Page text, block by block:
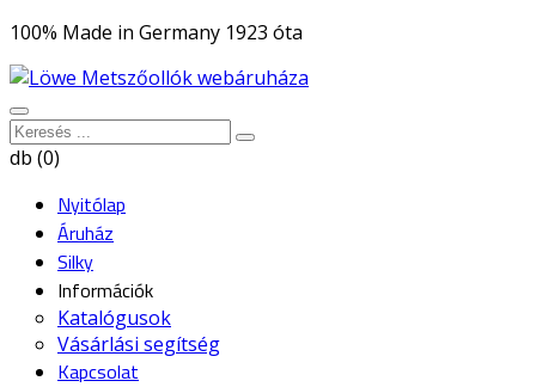
100% Made in Germany 1923 óta
db (0)
Nyitólap
Áruház
Silky
Információk
Katalógusok
Vásárlási segítség
Kapcsolat